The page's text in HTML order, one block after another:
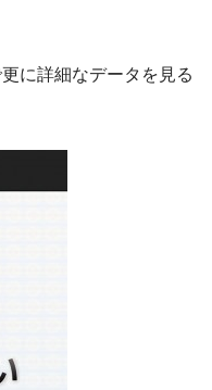
に詳細なデータを見る